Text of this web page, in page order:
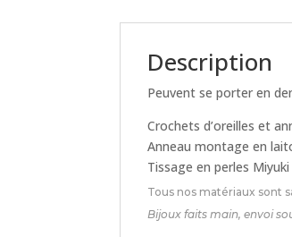
Description
Peuvent se porter en
Crochets d’oreilles et
Anneau montage en
Tissage en perles
Tous nos matériaux sont
Bijoux faits main, envoi